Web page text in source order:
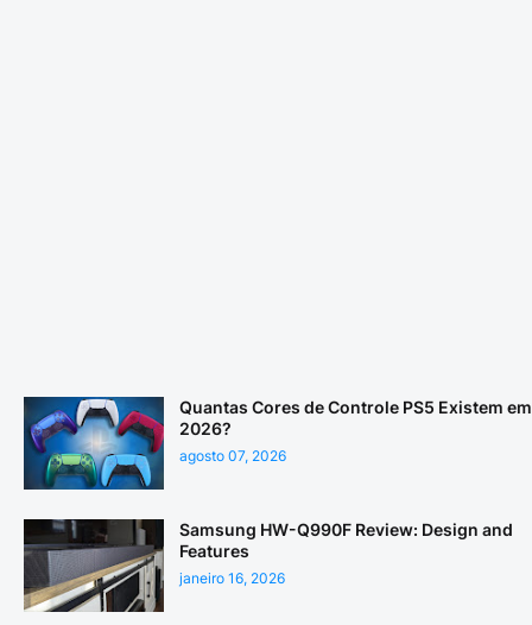
Quantas Cores de Controle PS5 Existem em
2026?
agosto 07, 2026
Samsung HW-Q990F Review: Design and
Features
janeiro 16, 2026